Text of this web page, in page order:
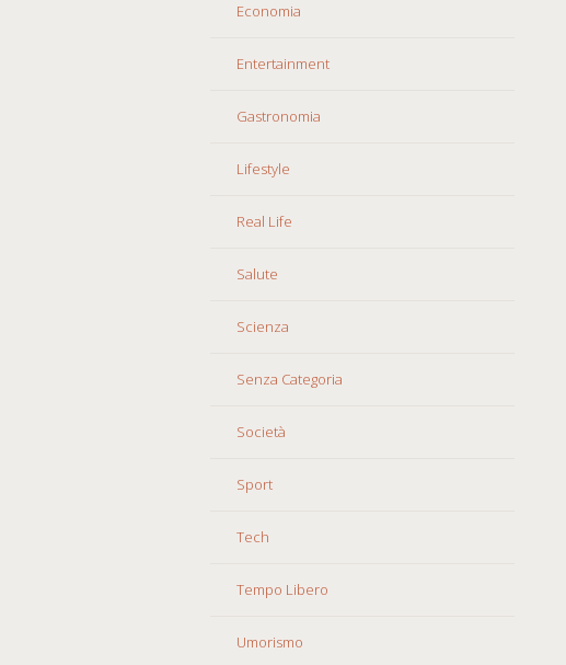
Economia
Entertainment
Gastronomia
Lifestyle
Real Life
Salute
Scienza
Senza Categoria
Società
Sport
Tech
Tempo Libero
Umorismo